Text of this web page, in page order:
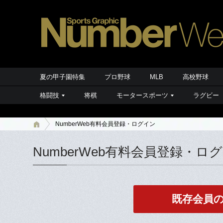
夏の甲子園特集 プロ野球 MLB 高校野球
格闘技 将棋 モータースポーツ ラグビー
NumberWeb有料会員登録・ログイン
NumberWeb有料会員登録・ロ
既存会員